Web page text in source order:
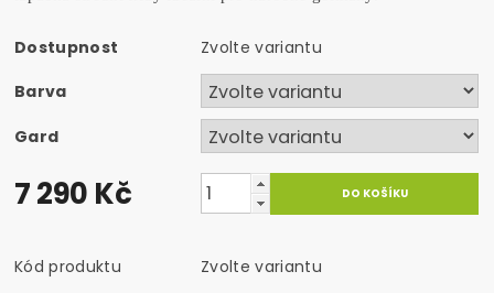
Dostupnost
Zvolte variantu
Barva
Gard
7 290 Kč
Kód produktu
Zvolte variantu